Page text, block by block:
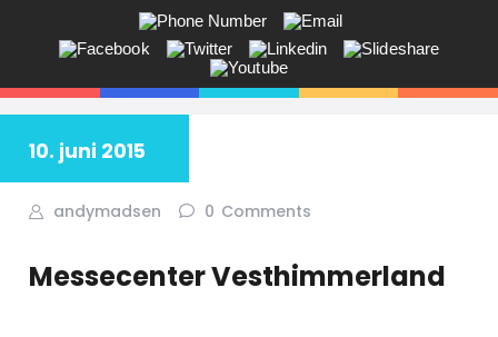
ANDY V.S. MADSEN:
KOMMUNIKATION, COACHING,
EVENTS, NETVÆRK,
Får du ikke sagt tingene på den rigtige måde? Savner du flere kunder
i butikken? Jeg hjælper dig!
10. juni 2015
andymadsen 0 Comments
Messecenter Vesthimmerland